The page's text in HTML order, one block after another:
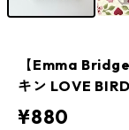
【Emma
キン LOVE
¥880